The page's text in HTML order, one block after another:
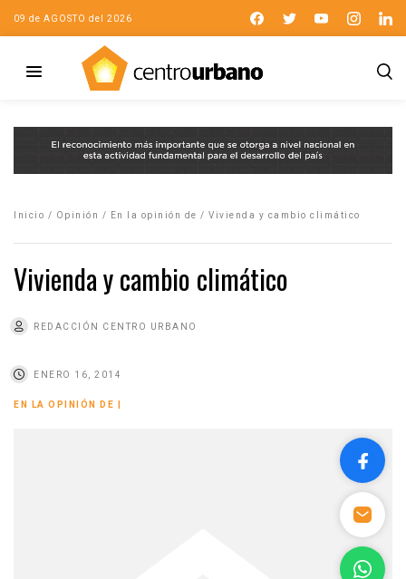
09 de AGOSTO del 2026
Inicio / Opinión / En la opinión de / Vivienda y cambio climático
Vivienda y cambio climático
REDACCIÓN CENTRO URBANO
ENERO 16, 2014
EN LA OPINIÓN DE